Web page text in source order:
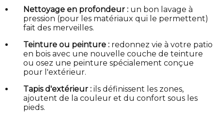
Nettoyage en profondeur : un bon lavage à
pression (pour les matériaux qui le permettent)
fait des merveilles.
Teinture ou peinture : redonnez vie à votre patio
en bois avec une nouvelle couche de teinture
ou osez une peinture spécialement conçue
pour l'extérieur.
Tapis d'extérieur : ils définissent les zones,
ajoutent de la couleur et du confort sous les
pieds.